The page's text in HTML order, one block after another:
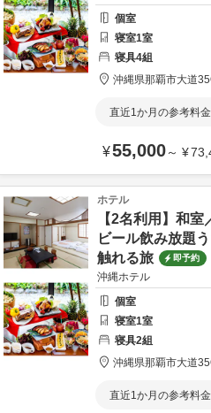
個室
寝室1室
寝具4組
沖縄県那覇市大道35
直近1か月の参考料金
¥55,000～ ¥
ホテル
【2名利用】和
ビール飲み放題
触れる旅
即予約
沖縄ホテル
個室
寝室1室
寝具2組
沖縄県那覇市大道35
直近1か月の参考料金